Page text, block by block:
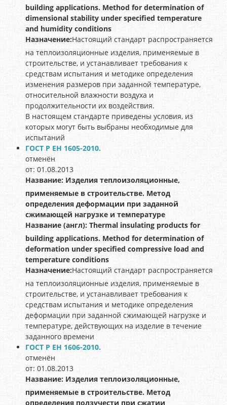
building applications. Method for determination of
dimensional stability under specified temperature
and humidity conditions
Назначение:Настоящий стандарт распространяется
на теплоизоляционные изделия, применяемые в
строительстве, и устанавливает требования к
средствам испытания и методике определения
изменения размеров при заданной температуре,
относительной влажности воздуха и
продолжительности их воздействия.
В настоящем стандарте приведены условия, из
которых могут быть выбраны необходимые для
испытаний
ГОСТ Р ЕН 1605-2010.
отменён
от: 01.08.2013
Название: Изделия теплоизоляционные,
применяемые в строительстве. Метод
определения деформации при заданной
сжимающей нагрузке и температуре
Название (англ): Thermal insulating products for
building applications. Method for determination of
deformation under specified compressive load and
temperature conditions
Назначение:Настоящий стандарт распространяется
на теплоизоляционные изделия, применяемые в
строительстве, и устанавливает требования к
средствам испытания и методике определения
деформации при заданной сжимающей нагрузке и
температуре, действующих на изделие в течение
заданного времени
ГОСТ Р ЕН 1606-2010.
отменён
от: 01.08.2013
Название: Изделия теплоизоляционные,
применяемые в строительстве. Метод
определения ползучести при сжатии